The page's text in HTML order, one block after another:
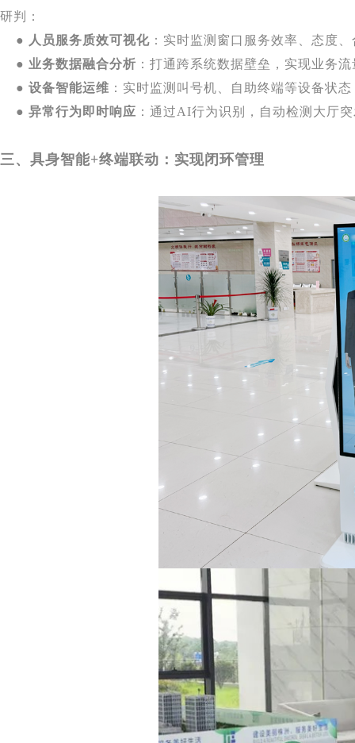
研判：
● 人员服务质效可视化 ：实时监测窗口服务效率、态度
● 业务数据融合分析 ：打通跨系统数据壁垒，实现业务
● 设备智能运维 ：实时监测叫号机、自助终端等设备状
● 异常行为即时响应 ：通过AI行为识别，自动检测大厅
三、具身智能+终端联动：实现闭环管理